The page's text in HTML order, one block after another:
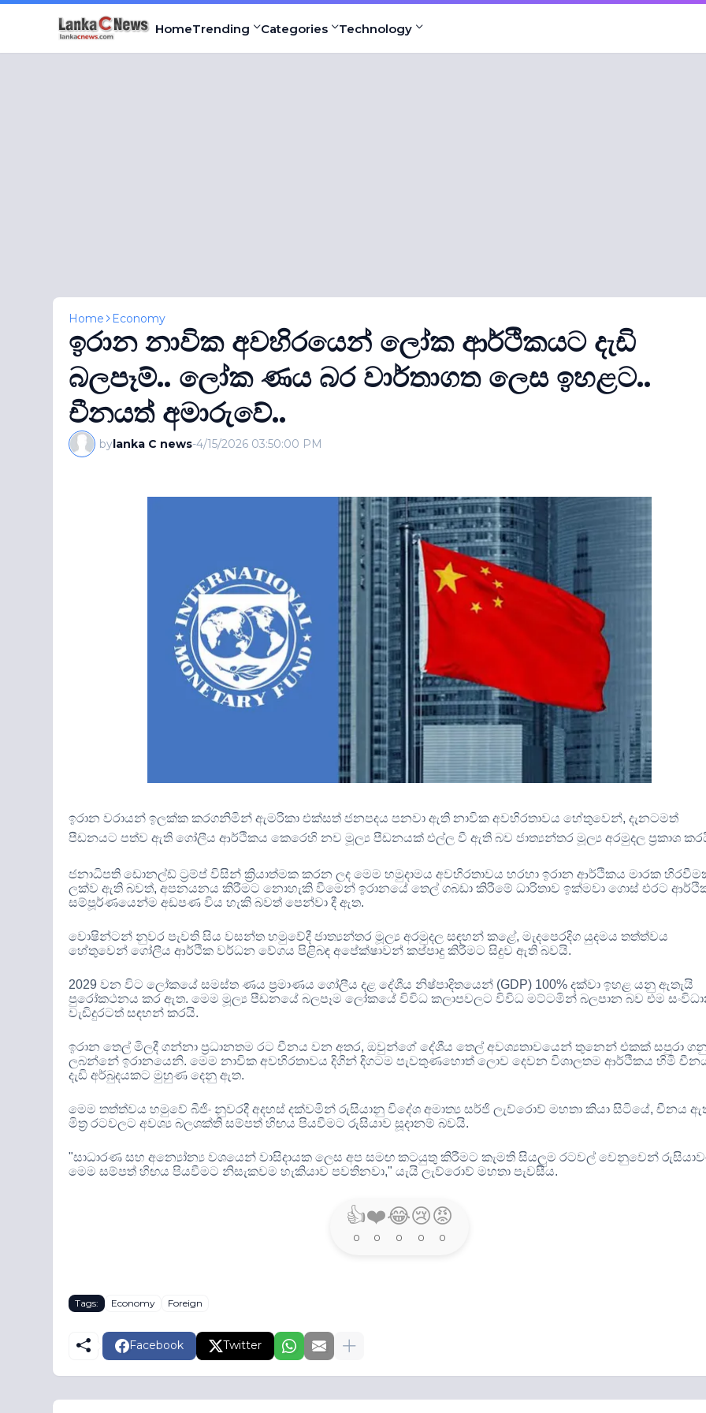
HomeTrending Categories Technology
Home Economy
ඉරාන නාවික අවහිරයෙන් ලෝක ආර්ථිකයට දැඩි
බලපෑම්.. ලෝක ණය බර වාර්තාගත ලෙස ඉහළට..
චීනයත් අමාරුවේ..
bylanka C news-4/15/2026 03:50:00 PM
ඉරාන වරායන් ඉලක්ක කරගනිමින් ඇමරිකා එක්සත් ජනපදය පනවා ඇති නාවික අවහිරතාවය හේතුවෙන්,දැනටමත්
පීඩනයට පත්ව ඇති ගෝලීය ආර්ථිකය කෙරෙහි නව මූල්‍ය පීඩනයක් එල්ල වී ඇති බව ජාත්‍යන්තර මූල්‍ය අරමුදල ප්‍රකාශ
ජනාධිපති ඩොනල්ඩ් ට්‍රම්ප් විසින් ක්‍රියාත්මක කරන ලද මෙම හමුදාමය අවහිරතාවය හරහා ඉරාන ආර්ථිකය මාරක
ලක්ව ඇති බවත්,අපනයනය කිරීමට නොහැකි වීමෙන් ඉරානයේ තෙල් ගබඩා කිරීමේ ධාරිතාව ඉක්මවා ගොස් එරට
සම්පූර්ණයෙන්ම අඩපණ විය හැකි බවත් පෙන්වා දී ඇත.
වොෂින්ටන් නුවර පැවති සිය වසන්ත හමුවේදී ජාත්‍යන්තර මූල්‍ය අරමුදල සඳහන් කළේ,මැදපෙරදිග යුදමය තත්ත්වය
හේතුවෙන් ගෝලීය ආර්ථික වර්ධන වේගය පිළිබඳ අපේක්ෂාවන් කප්පාදු කිරීමට සිදුව ඇති බවයි.
2029වන විට ලෝකයේ සමස්ත ණය ප්‍රමාණය ගෝලීය දළ දේශීය නිෂ්පාදිතයෙන් (GDP) 100%දක්වා ඉහළ යනු ඇතැයි
පුරෝකථනය කර ඇත.මෙම මූල්‍ය පීඩනයේ බලපෑම ලෝකයේ විවිධ කලාපවලට විවිධ මට්ටමින් බලපාන බව එම
වැඩිදුරටත් සඳහන් කරයි.
ඉරාන තෙල් මිලදී ගන්නා ප්‍රධානතම රට චීනය වන අතර,ඔවුන්ගේ දේශීය තෙල් අවශ්‍යතාවයෙන් තුනෙන් එකක් සපුරා
ලබන්නේ ඉරානයෙනි.මෙම නාවික අවහිරතාවය දිගින් දිගටම පැවතුණහොත් ලොව දෙවන විශාලතම ආර්ථිකය හිමි
දැඩි අර්බුදයකට මුහුණ දෙනු ඇත.
මෙම තත්ත්වය හමුවේ බීජිං නුවරදී අදහස් දක්වමින් රුසියානු විදේශ අමාත්‍ය සර්ජි ලැව්රොව් මහතා කියා සිටියේ,චීනය
මිත්‍ර රටවලට අවශ්‍ය බලශක්ති සම්පත් හිඟය පියවීමට රුසියාව සූදානම් බවයි.
"සාධාරණ සහ අන්‍යෝන්‍ය වශයෙන් වාසිදායක ලෙස අප සමඟ කටයුතු කිරීමට කැමති සියලුම රටවල් වෙනුවෙන්
මෙම සම්පත් හිඟය පියවීමට නිසැකවම හැකියාව පවතිනවා,"යැයි ලැව්රොව් මහතා පැවසීය.
👍
0
❤️
0
😂
0
😢
0
😡
0
Tags: Economy Foreign
Facebook Twitter